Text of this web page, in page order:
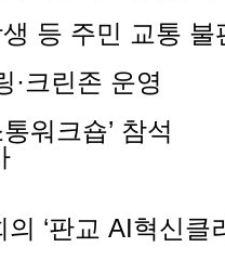
등 주민 교통 불
·크린존 운영
워크숍’ 참석
‘판교 AI혁신클